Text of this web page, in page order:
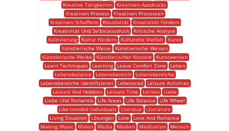
Kreative Tätigkeiten
Kreativen Ausdrucks
Kreativen Prozess
Kreativen Prozessen
Kreativen Schaffens
Kreativität
Kreativität Fördern
Kreativität Und Selbstausdruck
Kritische Analyse
Kultivierung
Kultur Fördern Kulturelle Vielfalt
Kunst
Künstlerische Weise
Künstlerische Weisen
Künstlerische Werke
Künstlerischer Kontext
Kunstwerken
Learn Techniques
Learning Leave Comfort Zone
Leben
Lebensbalance
Lebensbereich
Lebensbereiche
Lebensbereiche Identifizieren
Lebensrad
Leisure Activities
Leisure And Hobbies
Leisure Time Lernen
Liebe
Liebe Und Romantik
Life Areas Life Balance
Life Wheel
Like-minded Individuals
Literatur
Literature
Living Situation
Lösungen Love
Love And Romance
Making Music
Malen Media Medien Meditation
Mensch